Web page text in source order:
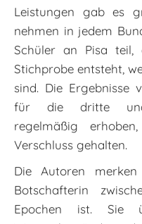
Leistungen gab es
nehmen in jedem
Schüler an Pisa teil,
Stichprobe entsteht,
sind. Die Ergebnisse
für die dritte und
regelmäßig
Verschluss gehalten.
Die Autoren
Botschafterin
Epochen ist. Sie